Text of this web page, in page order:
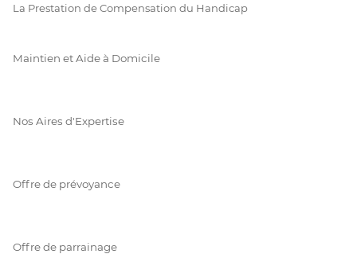
La Prestation de Compensation du Handicap
Maintien et Aide à Domicile
Nos Aires d'Expertise
Offre de prévoyance
Offre de parrainage